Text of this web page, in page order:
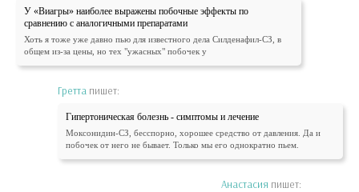
У «Виагры» наиболее выражены побочные эффекты по
сравнению с аналогичными препаратами
Хоть я тоже уже давно пью для известного дела Силденафил-СЗ, в
общем из-за цены, но тех "ужасных" побочек у
Гретта пишет:
Гипертоническая болезнь - симптомы и лечение
Моксонидин-СЗ, бесспорно, хорошее средство от давления. Да и
побочек от него не бывает. Только мы его однократно пьем.
Анастасия пишет: